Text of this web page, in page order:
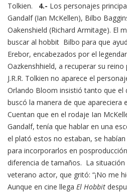
Tolkien. 4.- Los personajes
Gandalf (Ian McKellen), Bilbo
Oakenshield (Richard Armitage). El
buscar al hobbit Bilbo para que
Erebor, encabezados por el
Oazkenshhield, a recuperar su
J.R.R. Tolkien no aparece el
Orlando Bloom insistió tanto que el
buscó la manera de que apareciera
Cuentan que en el rodaje Ian
Gandalf, tenía que hablar en una
el plató estos no estaban, se
para incorporarlos en
diferencia de tamaños. La situación
veterano actor, que gritó: “¡No me
Aunque en cine llega El Hobbit